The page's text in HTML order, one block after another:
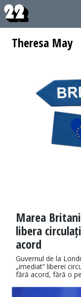
Theresa May
Marea
libera
acord
Guvernul de la
„imediat” liberei
fără acord, fără o